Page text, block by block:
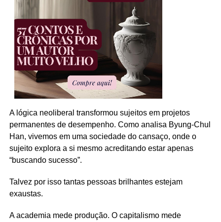
A lógica neoliberal transformou sujeitos em projetos
permanentes de desempenho. Como analisa Byung-Chul
Han, vivemos em uma sociedade do cansaço, onde o
sujeito explora a si mesmo acreditando estar apenas
“buscando sucesso”.
Talvez por isso tantas pessoas brilhantes estejam
exaustas.
A academia mede produção. O capitalismo mede